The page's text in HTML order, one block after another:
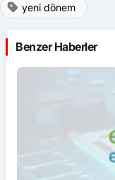
yeni dönem
Benzer Haberler